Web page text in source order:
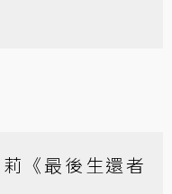
《最後生還者